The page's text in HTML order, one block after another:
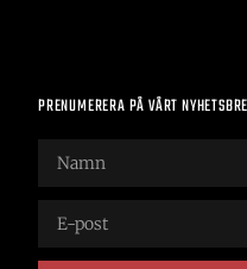
PRENUMERERA PÅ VÅRT